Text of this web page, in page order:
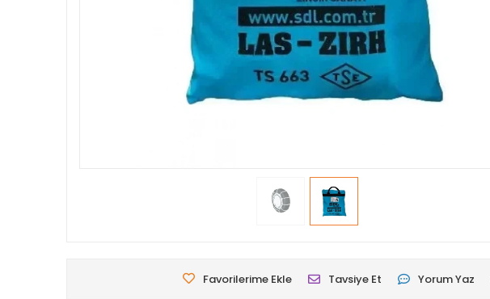
Favorilerime Ekle Tavsiye Et Yorum Yaz